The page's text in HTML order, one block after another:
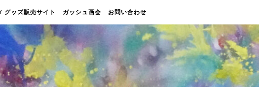
グッズ販売サイト ガッシュ画会 お問い合わせ